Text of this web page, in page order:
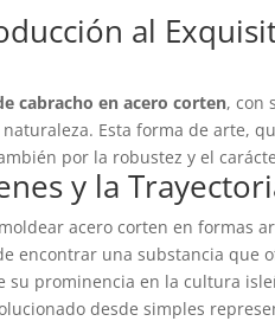
al
cabracho en acero corten, con
Esta forma de arte,
por la robustez y el
y la
acero corten en formas
encontrar una substancia que
su prominencia en la cultura
desde simples